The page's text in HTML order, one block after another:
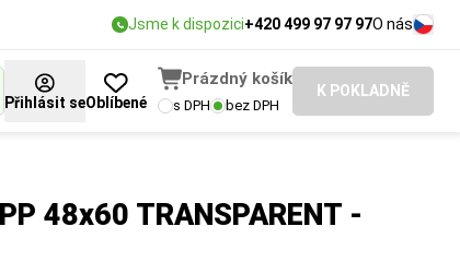
Jsme k dispozici+420 499 97 97 97O nás
Přihlásit seOblíbené
Prázdný košík
s DPH bez DPH
K POKLADNĚ
48x60 TRANSPARENT -